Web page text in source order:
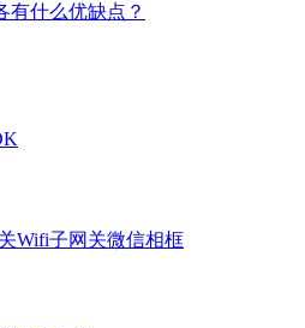
有什么优缺点？
Wifi子网关微信相框